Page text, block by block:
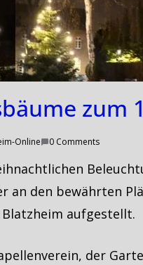
zum
Online 0 Comments
an den bewährten
aufgestellt.
der